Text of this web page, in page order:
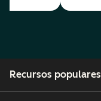
Recursos populares